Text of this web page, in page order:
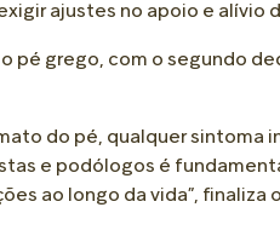
ajustes no apoio e alívio
pé grego, com o segundo
do pé, qualquer sintoma
e podólogos é
ao longo da vida”, finaliza